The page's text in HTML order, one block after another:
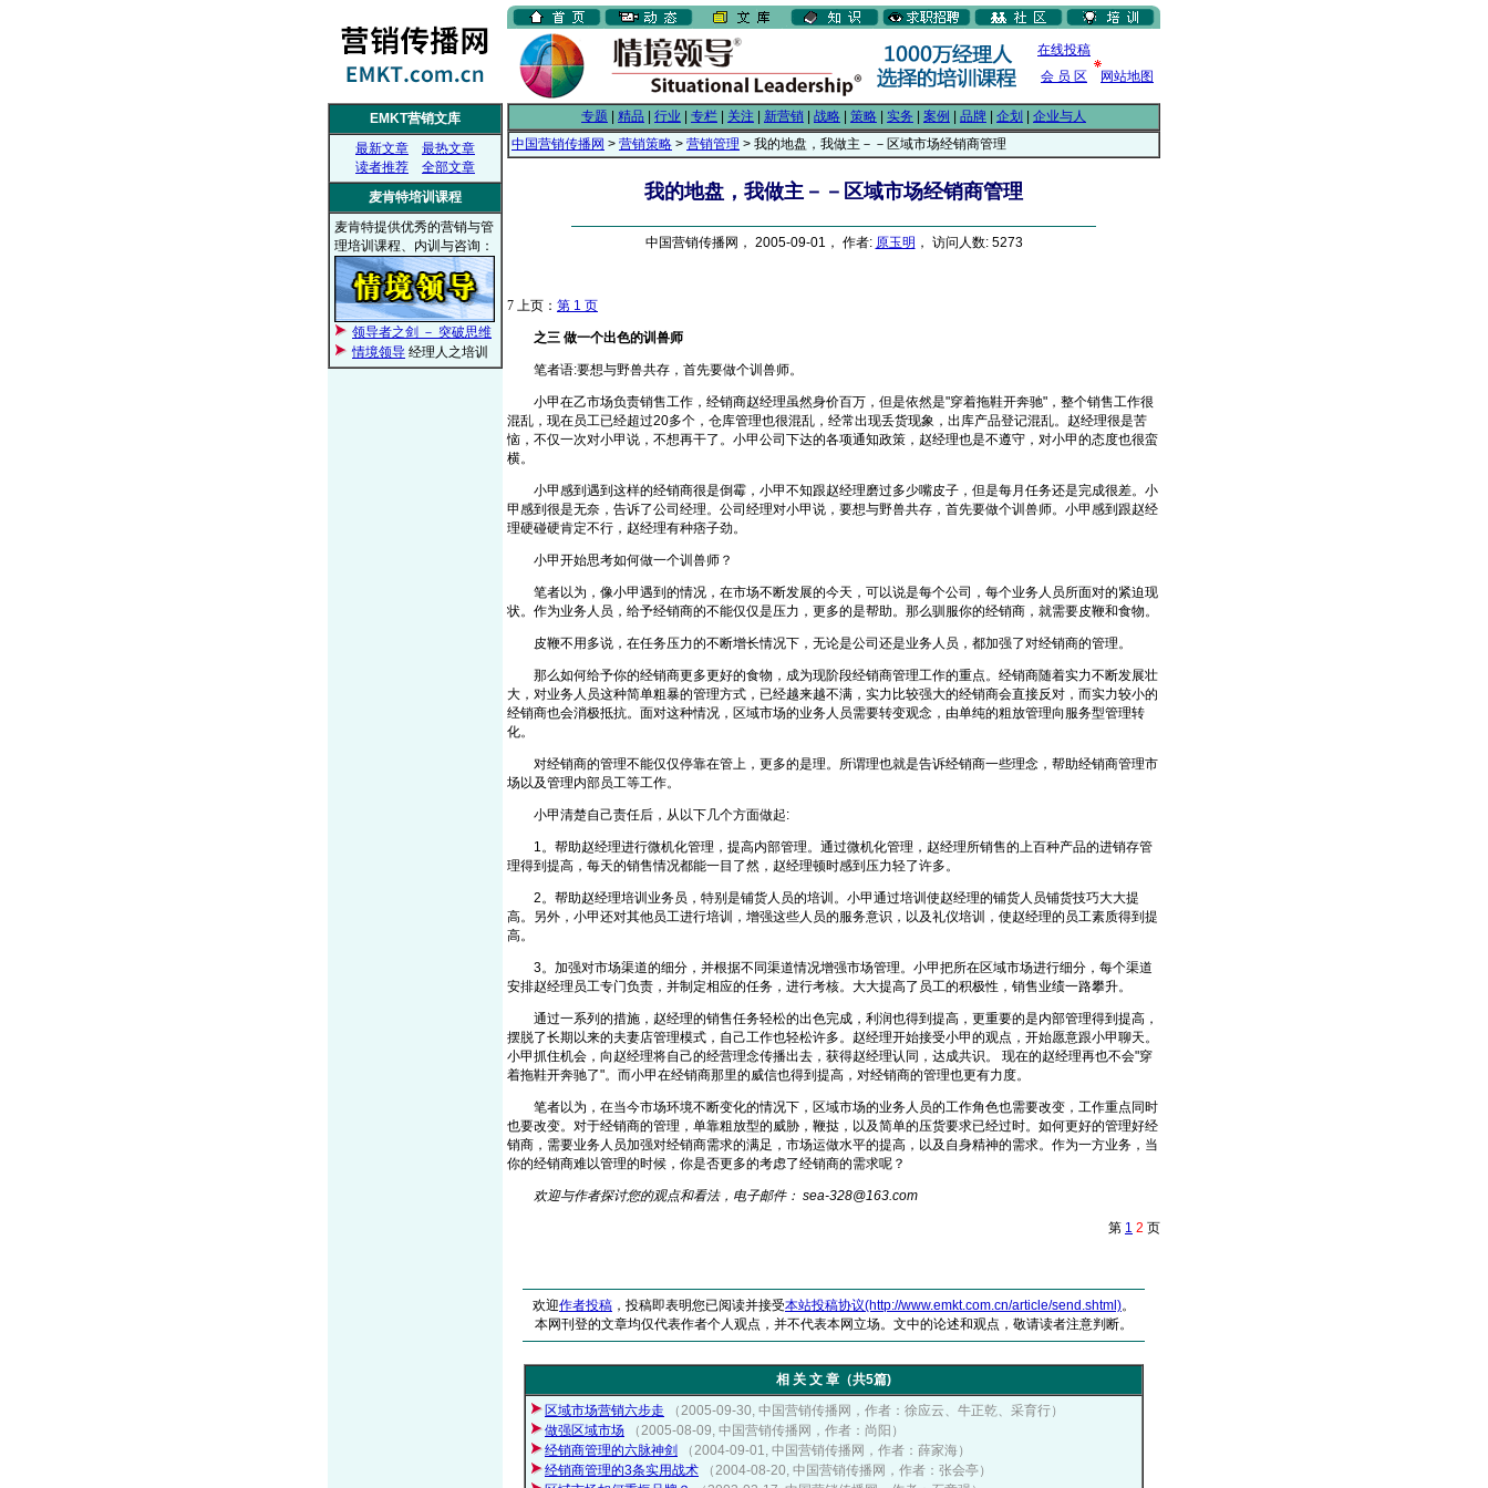
在线投稿
会 员 区
网站地图
EMKT营销文库
最新文章
最热文章
读者推荐
全部文章
麦肯特培训课程
麦肯特提供优秀的营销与管
理培训课程、内训与咨询：
领导者之剑 － 突破思维
情境领导 经理人之培训
专题 精品 行业 专栏 关注 新营销 战略 策略 实务 案例 品牌 企划
企业与人
中国营销传播网 > 营销策略 > 营销管理 > 我的地盘，我做主－－区域市场经销商管理
我的地盘，我做主－－区域市场经销商管理
中国营销传播网， 2005-09-01， 作者: 原玉明 ， 访问人数: 5273
7 上页： 第 1 页
之三 做一个出色的训兽师
笔者语:要想与野兽共存，首先要做个训兽师。
小甲在乙市场负责销售工作，经销商赵经理虽然身价百万，但是依然是"穿着拖鞋开奔驰"，整个销售工作很
混乱，现在员工已经超过20多个，仓库管理也很混乱，经常出现丢货现象，出库产品登记混乱。赵经理很是苦
恼，不仅一次对小甲说，不想再干了。小甲公司下达的各项通知政策，赵经理也是不遵守，对小甲的态度也很蛮
横。
小甲感到遇到这样的经销商很是倒霉，小甲不知跟赵经理磨过多少嘴皮子，但是每月任务还是完成很差。小
甲感到很是无奈，告诉了公司经理。公司经理对小甲说，要想与野兽共存，首先要做个训兽师。小甲感到跟赵经
理硬碰硬肯定不行，赵经理有种痞子劲。
小甲开始思考如何做一个训兽师？
笔者以为，像小甲遇到的情况，在市场不断发展的今天，可以说是每个公司，每个业务人员所面对的紧迫现
状。作为业务人员，给予经销商的不能仅仅是压力，更多的是帮助。那么驯服你的经销商，就需要皮鞭和食物。
皮鞭不用多说，在任务压力的不断增长情况下，无论是公司还是业务人员，都加强了对经销商的管理。
那么如何给予你的经销商更多更好的食物，成为现阶段经销商管理工作的重点。经销商随着实力不断发展壮
大，对业务人员这种简单粗暴的管理方式，已经越来越不满，实力比较强大的经销商会直接反对，而实力较小的
经销商也会消极抵抗。面对这种情况，区域市场的业务人员需要转变观念，由单纯的粗放管理向服务型管理转
化。
对经销商的管理不能仅仅停靠在管上，更多的是理。所谓理也就是告诉经销商一些理念，帮助经销商管理市
场以及管理内部员工等工作。
小甲清楚自己责任后，从以下几个方面做起:
1。帮助赵经理进行微机化管理，提高内部管理。通过微机化管理，赵经理所销售的上百种产品的进销存管
理得到提高，每天的销售情况都能一目了然，赵经理顿时感到压力轻了许多。
2。帮助赵经理培训业务员，特别是铺货人员的培训。小甲通过培训使赵经理的铺货人员铺货技巧大大提
高。另外，小甲还对其他员工进行培训，增强这些人员的服务意识，以及礼仪培训，使赵经理的员工素质得到提
高。
3。加强对市场渠道的细分，并根据不同渠道情况增强市场管理。小甲把所在区域市场进行细分，每个渠道
安排赵经理员工专门负责，并制定相应的任务，进行考核。大大提高了员工的积极性，销售业绩一路攀升。
通过一系列的措施，赵经理的销售任务轻松的出色完成，利润也得到提高，更重要的是内部管理得到提高，
摆脱了长期以来的夫妻店管理模式，自己工作也轻松许多。赵经理开始接受小甲的观点，开始愿意跟小甲聊天。
小甲抓住机会，向赵经理将自己的经营理念传播出去，获得赵经理认同，达成共识。 现在的赵经理再也不会"穿
着拖鞋开奔驰了"。而小甲在经销商那里的威信也得到提高，对经销商的管理也更有力度。
笔者以为，在当今市场环境不断变化的情况下，区域市场的业务人员的工作角色也需要改变，工作重点同时
也要改变。对于经销商的管理，单靠粗放型的威胁，鞭挞，以及简单的压货要求已经过时。如何更好的管理好经
销商，需要业务人员加强对经销商需求的满足，市场运做水平的提高，以及自身精神的需求。作为一方业务，当
你的经销商难以管理的时候，你是否更多的考虑了经销商的需求呢？
欢迎与作者探讨您的观点和看法，电子邮件： sea-328@163.com
第 1 2 页
欢迎作者投稿 ，投稿即表明您已阅读并接受本站投稿协议(http://www.emkt.com.cn/article/send.shtml)。
本网刊登的文章均仅代表作者个人观点，并不代表本网立场。文中的论述和观点，敬请读者注意判断。
相 关 文 章（共5篇)
区域市场营销六步走
（2005-09-30, 中国营销传播网，作者：徐应云、牛正乾、采育行）
做强区域市场
（2005-08-09, 中国营销传播网，作者：尚阳）
经销商管理的六脉神剑
（2004-09-01, 中国营销传播网，作者：薛家海）
经销商管理的3条实用战术
（2004-08-20, 中国营销传播网，作者：张会亭）